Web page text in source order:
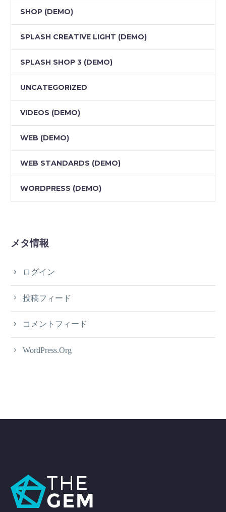
SHOP (DEMO)
SPLASH CREATIVE LIGHT (DEMO)
SPLASH SHOP 3 (DEMO)
UNCATEGORIZED
VIDEOS (DEMO)
WEB (DEMO)
WEB STANDARDS (DEMO)
WORDPRESS (DEMO)
メタ情報
ログイン
投稿フィード
コメントフィード
WordPress.org